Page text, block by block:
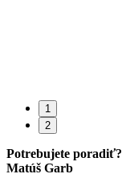
1
2
Potrebujete poradiť?
Matúš Garb